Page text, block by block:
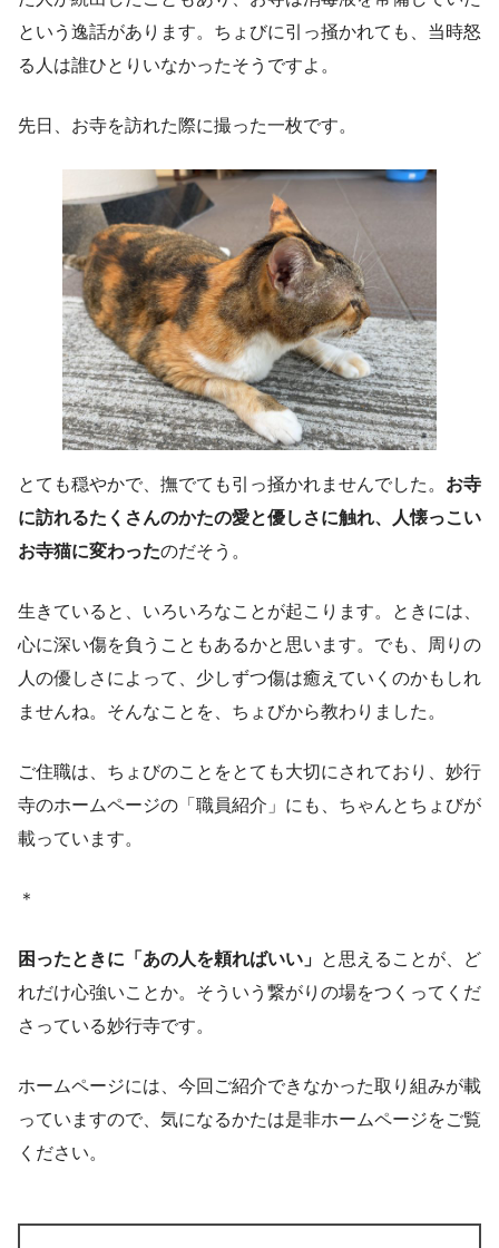
という逸話があります。ちょびに引っ掻かれても、当時怒
る人は誰ひとりいなかったそうですよ。
先日、お寺を訪れた際に撮った一枚です。
とても穏やかで、撫でても引っ掻かれませんでした。 お寺
に訪れるたくさんのかたの愛と優しさに触れ、人懐っこい
お寺猫に変わったのだそう。
生きていると、いろいろなことが起こります。ときには、
心に深い傷を負うこともあるかと思います。でも、周りの
人の優しさによって、少しずつ傷は癒えていくのかもしれ
ませんね。そんなことを、ちょびから教わりました。
ご住職は、ちょびのことをとても大切にされており、妙行
寺のホームページの「職員紹介」にも、ちゃんとちょびが
載っています。
＊
困ったときに「あの人を頼ればいい」 と思えることが、ど
れだけ心強いことか。そういう繋がりの場をつくってくだ
さっている妙行寺です。
ホームページには、今回ご紹介できなかった取り組みが載
っていますので、気になるかたは是非ホームページをご覧
ください。